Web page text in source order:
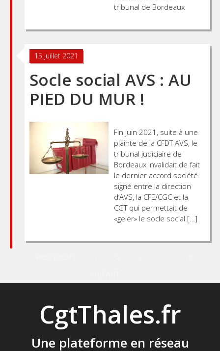
tribunal de Bordeaux
15 juillet 2021
Socle social AVS : AU
PIED DU MUR !
Fin juin 2021, suite à une
plainte de la CFDT AVS, le
tribunal judiciaire de
Bordeaux invalidait de fait
le dernier accord société
signé entre la direction
d’AVS, la CFE/CGC et la
CGT qui permettait de
«geler» le socle social […]
navigation
CgtThales.fr
Une plateforme en réseau